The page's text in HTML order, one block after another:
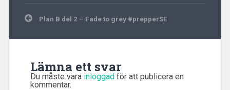
Inläggsnavigering
Plan B del 2 – Fade to grey #prepperSE
Lämna ett svar
Du måste vara inloggad för att publicera en
kommentar.